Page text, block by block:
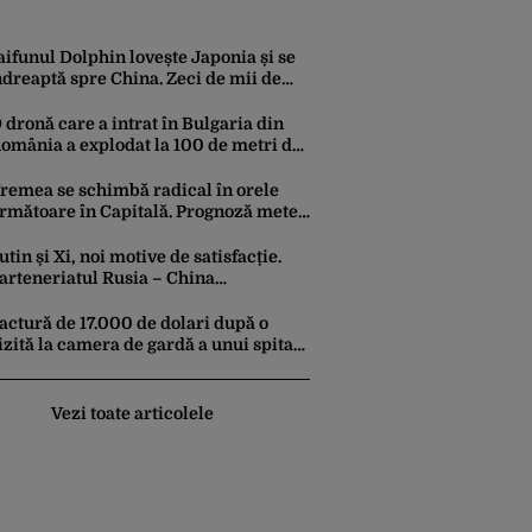
Dolphin lovește Japonia și se
spre China. Zeci de mii de
au fost închise
dronă care a intrat în Bulgaria din
a explodat la 100 de metri de
se schimbă radical în orele
în Capitală. Prognoză meteo
și Xi, noi motive de satisfacție.
Rusia – China
comerciale ating niveluri
de 17.000 de dolari după o
la camera de gardă a unui spital
Vezi toate articolele